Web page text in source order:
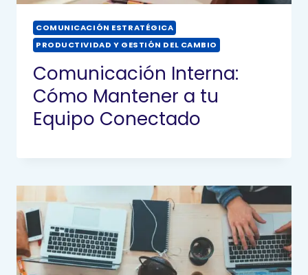
COMUNICACIÓN ESTRATÉGICA
PRODUCTIVIDAD Y GESTIÓN DEL CAMBIO
Comunicación Interna:
Cómo Mantener a tu
Equipo Conectado